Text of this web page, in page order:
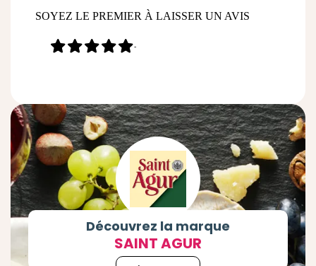
SOYEZ LE PREMIER À LAISSER UN AVIS
-
Découvrez la marque
SAINT AGUR